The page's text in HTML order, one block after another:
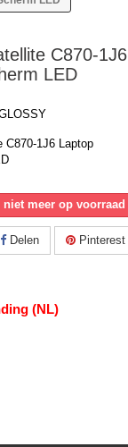
C870-1J6
LED
C870-1J6 Laptop
meer op voorraad
Delen Pinterest
(NL)